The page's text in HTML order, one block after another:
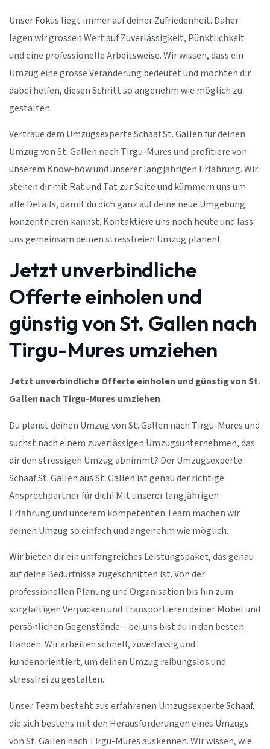
Unser Fokus liegt immer auf deiner Zufriedenheit. Daher
legen wir grossen Wert auf Zuverlässigkeit, Pünktlichkeit
und eine professionelle Arbeitsweise. Wir wissen, dass ein
Umzug eine grosse Veränderung bedeutet und möchten dir
dabei helfen, diesen Schritt so angenehm wie möglich zu
gestalten.
Vertraue dem Umzugsexperte Schaaf St. Gallen für deinen
Umzug von St. Gallen nach Tirgu-Mures und profitiere von
unserem Know-how und unserer langjährigen Erfahrung. Wir
stehen dir mit Rat und Tat zur Seite und kümmern uns um
alle Details, damit du dich ganz auf deine neue Umgebung
konzentrieren kannst. Kontaktiere uns noch heute und lass
uns gemeinsam deinen stressfreien Umzug planen!
Jetzt unverbindliche
Offerte einholen und
günstig von St. Gallen nach
Tirgu-Mures umziehen
Jetzt unverbindliche Offerte einholen und günstig von St.
Gallen nach Tirgu-Mures umziehen
Du planst deinen Umzug von St. Gallen nach Tirgu-Mures und
suchst nach einem zuverlässigen Umzugsunternehmen, das
dir den stressigen Umzug abnimmt? Der Umzugsexperte
Schaaf St. Gallen aus St. Gallen ist genau der richtige
Ansprechpartner für dich! Mit unserer langjährigen
Erfahrung und unserem kompetenten Team machen wir
deinen Umzug so einfach und angenehm wie möglich.
Wir bieten dir ein umfangreiches Leistungspaket, das genau
auf deine Bedürfnisse zugeschnitten ist. Von der
professionellen Planung und Organisation bis hin zum
sorgfältigen Verpacken und Transportieren deiner Möbel und
persönlichen Gegenstände – bei uns bist du in den besten
Händen. Wir arbeiten schnell, zuverlässig und
kundenorientiert, um deinen Umzug reibungslos und
stressfrei zu gestalten.
Unser Team besteht aus erfahrenen Umzugsexperte Schaaf,
die sich bestens mit den Herausforderungen eines Umzugs
von St. Gallen nach Tirgu-Mures auskennen. Wir wissen, wie